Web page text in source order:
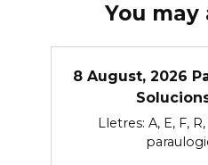
You may
8 August, 2026
Lletres: A, E, F,